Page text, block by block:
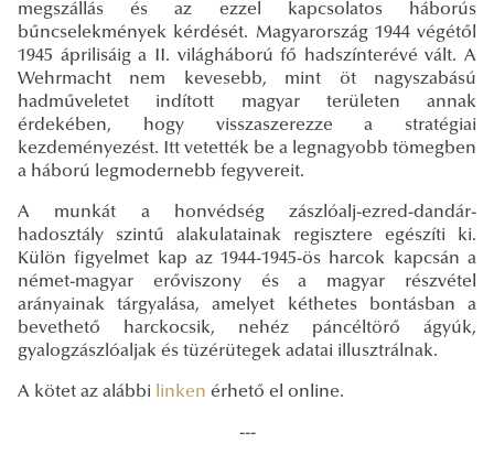
megszállás és az ezzel kapcsolatos háborús
bűncselekmények kérdését. Magyarország 1944 végétől
1945 áprilisáig a II. világháború fő hadszínterévé vált. A
Wehrmacht nem kevesebb, mint öt nagyszabású
hadműveletet indított magyar területen annak
érdekében, hogy visszaszerezze a stratégiai
kezdeményezést. Itt vetették be a legnagyobb tömegben
a háború legmodernebb fegyvereit.
A munkát a honvédség zászlóalj-ezred-dandár-
hadosztály szintű alakulatainak regisztere egészíti ki.
Külön figyelmet kap az 1944-1945-ös harcok kapcsán a
német-magyar erőviszony és a magyar részvétel
arányainak tárgyalása, amelyet kéthetes bontásban a
bevethető harckocsik, nehéz páncéltörő ágyúk,
gyalogzászlóaljak és tüzérütegek adatai illusztrálnak.
A kötet az alábbi linken érhető el online.
---